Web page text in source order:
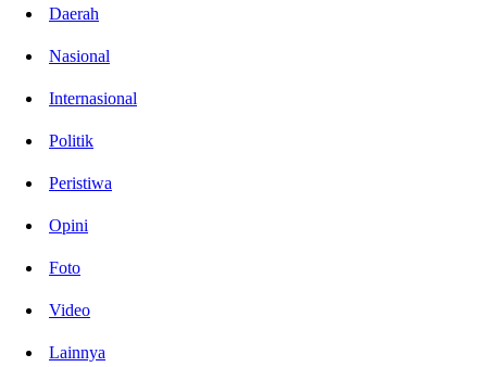
Daerah
Nasional
Internasional
Politik
Peristiwa
Opini
Foto
Video
Lainnya